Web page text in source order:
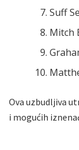
Suff
Mitch
Ova uzbudljiva
i mogućih